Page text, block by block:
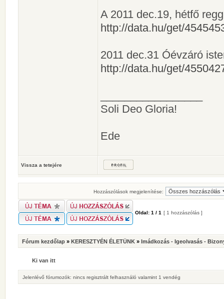
A 2011 dec.19, hétfő
http://data.hu/get/
2011 dec.31 Óévzáró
http://data.hu/get/
Soli Deo Gloria!
Ede
Vissza a tetejére
Hozzászólások megjelenítése:
Oldal: 1 / 1 [ 1 hozzászólás ]
Fórum kezdőlap » KERESZTYÉN ÉLETÜNK » Imádkozás - Igeolvasás -
Ki van itt
Jelenlévő fórumozók: nincs regisztrált felhasználó valamint 1 vendég